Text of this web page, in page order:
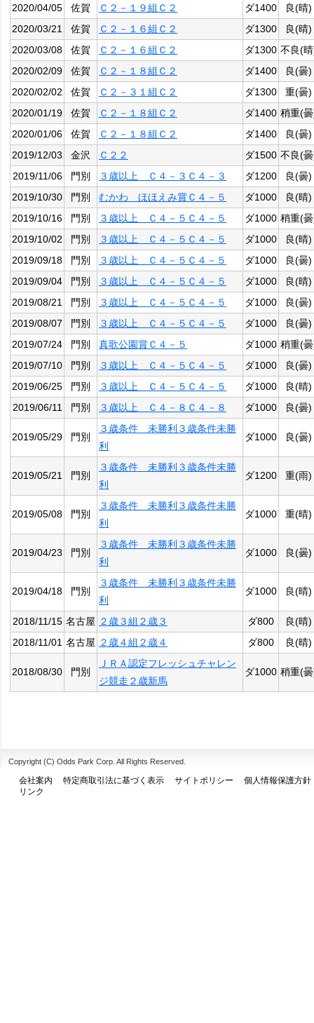
2020/04/05
佐賀 Ｃ２－１９組Ｃ２ ダ1400
良(晴)
2020/03/21
佐賀 Ｃ２－１６組Ｃ２ ダ1300
良(晴)
2020/03/08
佐賀 Ｃ２－１６組Ｃ２ ダ1300 不良(
2020/02/09
佐賀 Ｃ２－１８組Ｃ２ ダ1400
良(曇)
2020/02/02
佐賀 Ｃ２－３１組Ｃ２ ダ1300
重(曇)
2020/01/19
佐賀 Ｃ２－１８組Ｃ２ ダ1400 稍重(
2020/01/06
佐賀 Ｃ２－１８組Ｃ２ ダ1400
良(曇)
2019/12/03
金沢 Ｃ２２ ダ1500 不良(
2019/11/06
門別 ３歳以上 Ｃ４－３Ｃ４－３ ダ1200
良(曇)
2019/10/30
門別 むかわ ほほえみ賞Ｃ４－５ ダ1000
良(晴)
2019/10/16
門別 ３歳以上 Ｃ４－５Ｃ４－５ ダ1000 稍重(
2019/10/02
門別 ３歳以上 Ｃ４－５Ｃ４－５ ダ1000
良(晴)
2019/09/18
門別 ３歳以上 Ｃ４－５Ｃ４－５ ダ1000
良(曇)
2019/09/04
門別 ３歳以上 Ｃ４－５Ｃ４－５ ダ1000
良(晴)
2019/08/21
門別 ３歳以上 Ｃ４－５Ｃ４－５ ダ1000
良(曇)
2019/08/07
門別 ３歳以上 Ｃ４－５Ｃ４－５ ダ1000
良(曇)
2019/07/24
門別 真歌公園賞Ｃ４－５ ダ1000 稍重(
2019/07/10
門別 ３歳以上 Ｃ４－５Ｃ４－５ ダ1000
良(曇)
2019/06/25
門別 ３歳以上 Ｃ４－５Ｃ４－５ ダ1000
良(晴)
2019/06/11
門別 ３歳以上 Ｃ４－８Ｃ４－８ ダ1000 良(曇)
2019/05/29 門別
３歳条件 未勝利３歳条件未勝
利
ダ1000 良(曇)
2019/05/21 門別
３歳条件 未勝利３歳条件未勝
利
ダ1200 重(雨)
2019/05/08 門別
３歳条件 未勝利３歳条件未勝
利
ダ1000 重(晴)
2019/04/23 門別
３歳条件 未勝利３歳条件未勝
利
ダ1000 良(曇)
2019/04/18 門別
３歳条件 未勝利３歳条件未勝
利
ダ1000 良(晴)
2018/11/15 名古屋 ２歳３組２歳３ ダ800
良(晴)
2018/11/01 名古屋 ２歳４組２歳４ ダ800 良(晴)
2018/08/30 門別
ＪＲＡ認定フレッシュチャレン
ジ競走２歳新馬
ダ1000 稍重(
Copyright (C) Odds Park Corp. All Rights Reserved.
会社案内 特定商取引法に基づく表示 サイトポリシー
個人情報保護方針
リンク